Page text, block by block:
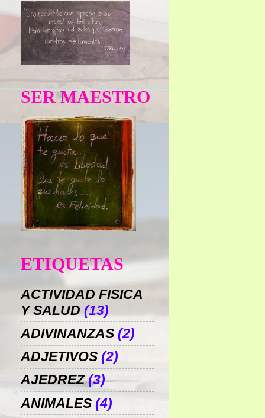
SER MAESTRO
ETIQUETAS
ACTIVIDAD FISICA
Y SALUD (13)
ADIVINANZAS (2)
ADJETIVOS (2)
AJEDREZ (3)
ANIMALES (4)